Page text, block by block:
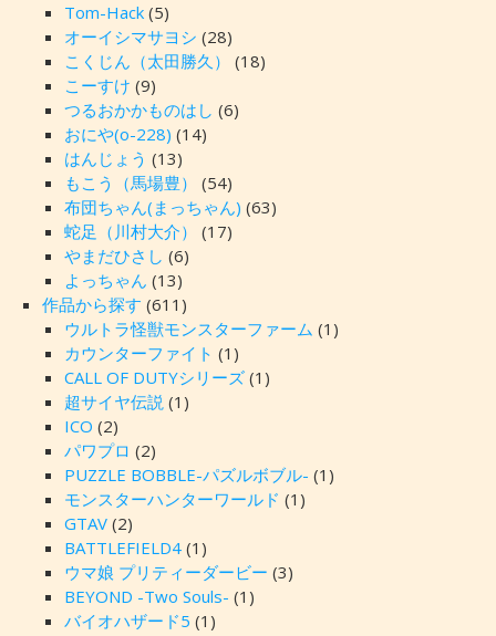
Tom-Hack(5)
オーイシマサヨシ (28)
こくじん（太田勝久）
(18)
こーすけ (9)
つるおかかものはし (6)
おにや(o-228) (14)
はんじょう (13)
もこう（馬場豊）
(54)
布団ちゃん(まっちゃん) (63)
蛇足（川村大介）
(17)
やまだひさし (6)
よっちゃん (13)
作品から探す (611)
ウルトラ怪獣モンスターファーム (1)
カウンターファイト (1)
CALL OF DUTYシリーズ(1)
超サイヤ伝説(1)
ICO (2)
パワプロ (2)
PUZZLE BOBBLE-パズルボブル- (1)
モンスターハンターワールド (1)
GTAV(2)
BATTLEFIELD4(1)
ウマ娘 プリティーダービー (3)
BEYOND -Two Souls- (1)
バイオハザード5 (1)